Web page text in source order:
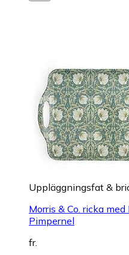
Uppläggningsfat &
Morris & Co. ricka
Pimpernel
fr.